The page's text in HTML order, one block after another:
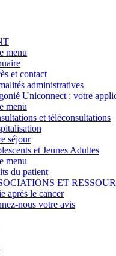
menu
et contact
administratives
Uniconnect : votre
menu
et téléconsultations
séjour
et Jeunes Adultes
menu
du patient
ET
après le cancer
nous votre avis